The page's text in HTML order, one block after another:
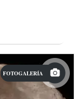
FOTOGALERÍA